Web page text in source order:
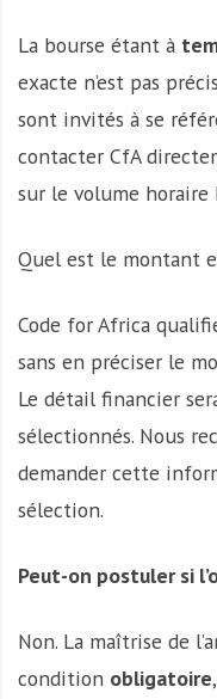
La bourse étant à
exacte n’est pas
sont invités à se
contacter CfA
sur le volume horaire
Quel est le montant
Code for Africa
sans en préciser le
Le détail financier
sélectionnés. Nous
demander cette
sélection.
Peut-on postuler si
Non. La maîtrise de
condition obligatoire